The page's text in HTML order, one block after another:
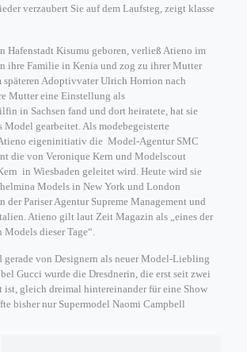
verzaubert Sie auf dem Laufsteg, zeigt klasse
Hafenstadt Kisumu geboren, verließ Atieno im
ihre Familie in Kenia und zog zu ihrer Mutter
Adoptivvater Ulrich Horrion nach
Mutter eine Einstellung als
in Sachsen fand und dort heiratete, hat sie
Model gearbeitet. Als modebegeisterte
eigeninitiativ die Model-Agentur SMC
die von Veronique Kern und Modelscout
in Wiesbaden geleitet wird. Heute wird sie
Models in New York und London
der Pariser Agentur Supreme Management und
Atieno gilt laut Zeit Magazin als „eines der
Models dieser Tage“.
von Designern als neuer Model-Liebling
Gucci wurde die Dresdnerin, die erst seit zwei
ist, gleich dreimal hintereinander für eine Show
bisher nur Supermodel Naomi Campbell